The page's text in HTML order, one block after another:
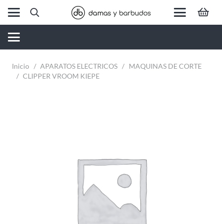
Inicio / APARATOS ELECTRICOS / MAQUINAS DE CORTE
/ CLIPPER VROOM KIEPE